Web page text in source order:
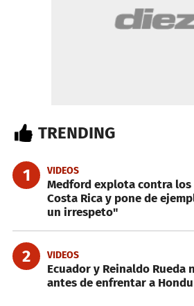
TRENDING
1 VIDEOS
Medford explota contra
Costa Rica y pone de
un irrespeto"
2 VIDEOS
Ecuador y Reinaldo Rueda
antes de enfrentar a